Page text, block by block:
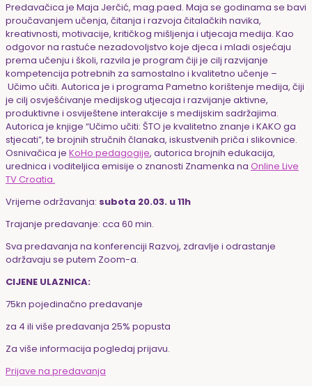
Predavačica je Maja Jerčić, mag.paed. Maja se godinama se bavi
proučavanjem učenja, čitanja i razvoja čitalačkih navika,
kreativnosti, motivacije, kritičkog mišljenja i utjecaja medija. Kao
odgovor na rastuće nezadovoljstvo koje djeca i mladi osjećaju
prema učenju i školi, razvila je program čiji je cilj razvijanje
kompetencija potrebnih za samostalno i kvalitetno učenje –
Učimo učiti. Autorica je i programa Pametno korištenje medija, čiji
je cilj osvješćivanje medijskog utjecaja i razvijanje aktivne,
produktivne i osviještene interakcije s medijskim sadržajima.
Autorica je knjige “Učimo učiti: ŠTO je kvalitetno znanje i KAKO ga
stjecati”, te brojnih stručnih članaka, iskustvenih priča i slikovnice.
Osnivačica je KoHo pedagogije, autorica brojnih edukacija,
urednica i voditeljica emisije o znanosti Znamenka na Online Live
TV Croatia.
Vrijeme održavanja: subota 20.03. u 11h
Trajanje predavanje: cca 60 min.
Sva predavanja na konferenciji Razvoj, zdravlje i odrastanje
održavaju se putem Zoom-a.
CIJENE ULAZNICA:
75kn pojedinačno predavanje
za 4 ili više predavanja 25% popusta
Za više informacija pogledaj prijavu.
Prijave na predavanja